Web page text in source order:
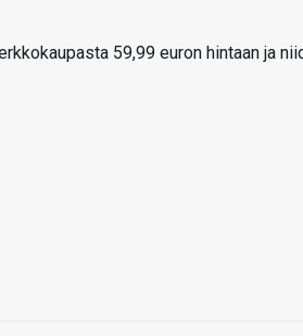
59,99 euron hintaan ja